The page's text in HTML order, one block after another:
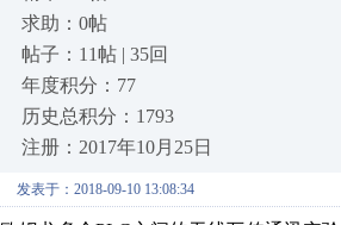
求助：0帖
帖子：11帖 | 35回
年度积分：77
历史总积分：1793
注册：2017年10月25日
发表于：2018-09-10 13:08:34